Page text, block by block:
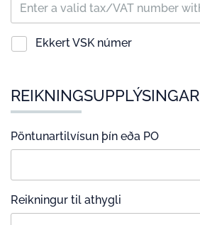
Ekkert VSK númer
REIKNINGSUPPLÝSINGAR
Pöntunartilvísun þín eða PO
Reikningur til athygli